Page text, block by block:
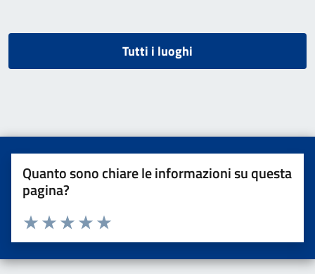
Tutti i luoghi
Quanto sono chiare le informazioni su questa
pagina?
Valuta da 1 a 5 stelle la pagina
Valuta 5 stelle su 5
Valuta 4 stelle su 5
Valuta 3 stelle su 5
Valuta 2 stelle su 5
Valuta una stella su 5